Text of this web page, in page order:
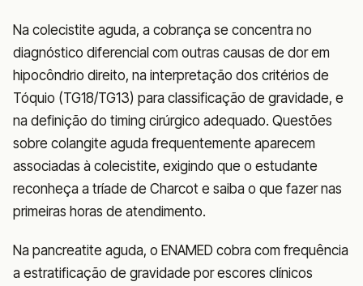
Na colecistite aguda, a cobrança se concentra no
diagnóstico diferencial com outras causas de dor em
hipocôndrio direito, na interpretação dos critérios de
Tóquio (TG18/TG13) para classificação de gravidade, e
na definição do timing cirúrgico adequado. Questões
sobre colangite aguda frequentemente aparecem
associadas à colecistite, exigindo que o estudante
reconheça a tríade de Charcot e saiba o que fazer nas
primeiras horas de atendimento.
Na pancreatite aguda, o ENAMED cobra com frequência
a estratificação de gravidade por escores clínicos